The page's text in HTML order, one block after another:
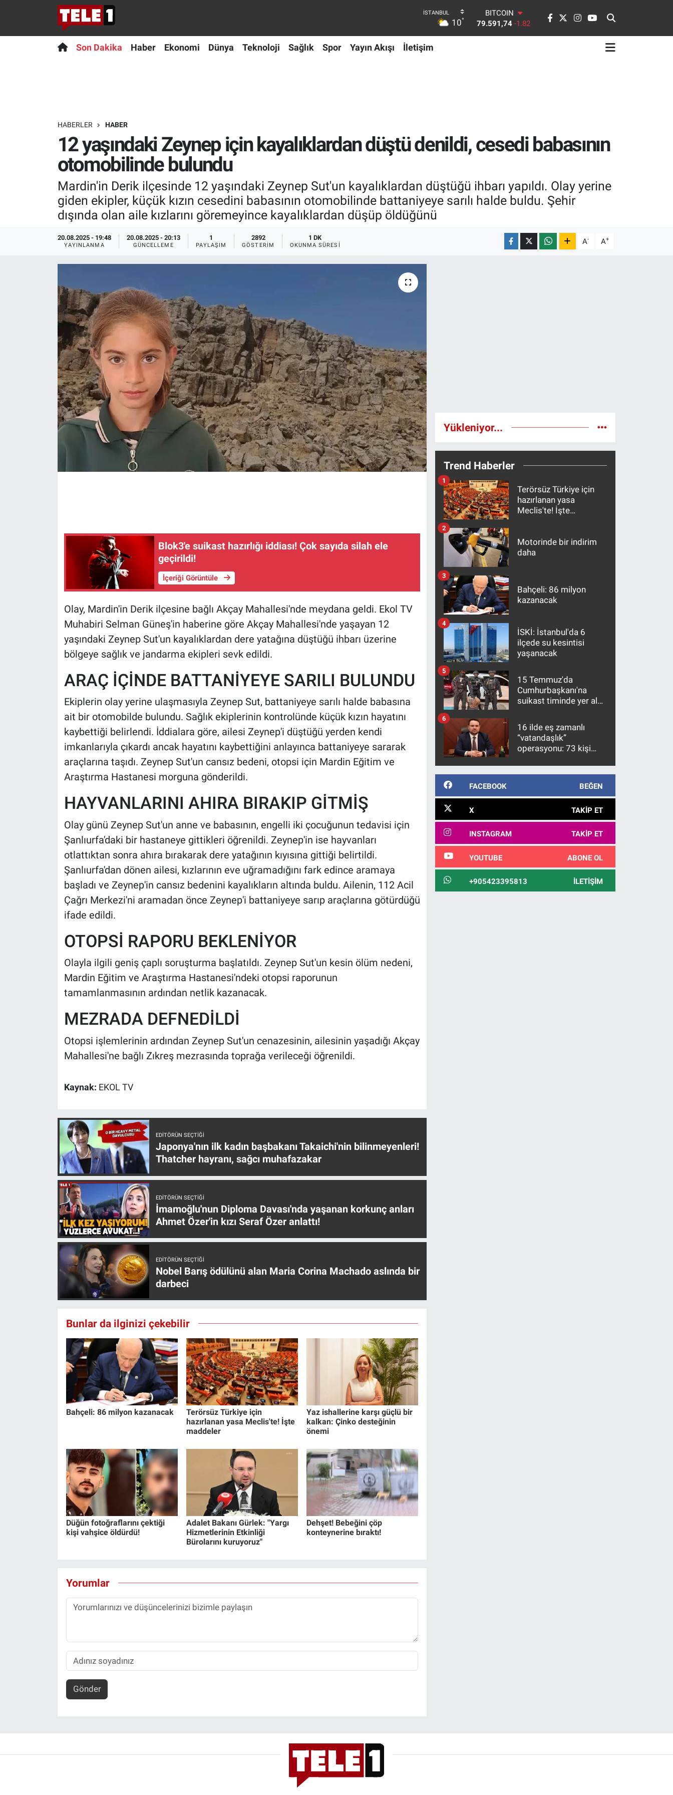
10°
DOLAR
45,43620 0.02
EURO
Son Dakika Haber Ekonomi Dünya Teknoloji Sağlık Spor Yayın Akışı İletişim
HABERLER HABER
12 yaşındaki Zeynep için kayalıklardan düştü denildi, cesedi babasının
otomobilinde bulundu
Mardin'in Derik ilçesinde 12 yaşındaki Zeynep Sut'un kayalıklardan düştüğü ihbarı yapıldı. Olay yerine
giden ekipler, küçük kızın cesedini babasının otomobilinde battaniyeye sarılı halde buldu. Şehir
dışında olan aile kızlarını göremeyince kayalıklardan düşüp öldüğünü
20.08.2025 - 19:48
YAYINLANMA
20.08.2025 - 20:13
GÜNCELLEME
1
PAYLAŞIM
2892
GÖSTERIM
1 DK
OKUNMA SÜRESI A- A+
Blok3'e suikast hazırlığı iddiası! Çok sayıda silah ele
geçirildi!
İçeriği Görüntüle
Olay, Mardin'in Derik ilçesine bağlı Akçay Mahallesi'nde meydana geldi. Ekol TV
Muhabiri Selman Güneş'in haberine göre Akçay Mahallesi'nde yaşayan 12
yaşındaki Zeynep Sut'un kayalıklardan dere yatağına düştüğü ihbarı üzerine
bölgeye sağlık ve jandarma ekipleri sevk edildi.
ARAÇ İÇİNDE BATTANİYEYE SARILI BULUNDU
Ekiplerin olay yerine ulaşmasıyla Zeynep Sut, battaniyeye sarılı halde babasına
ait bir otomobilde bulundu. Sağlık ekiplerinin kontrolünde küçük kızın hayatını
kaybettiği belirlendi. İddialara göre, ailesi Zeynep'i düştüğü yerden kendi
imkanlarıyla çıkardı ancak hayatını kaybettiğini anlayınca battaniyeye sararak
araçlarına taşıdı. Zeynep Sut'un cansız bedeni, otopsi için Mardin Eğitim ve
Araştırma Hastanesi morguna gönderildi.
HAYVANLARINI AHIRA BIRAKIP GİTMİŞ
Olay günü Zeynep Sut'un anne ve babasının, engelli iki çocuğunun tedavisi için
Şanlıurfa'daki bir hastaneye gittikleri öğrenildi. Zeynep'in ise hayvanları
otlattıktan sonra ahıra bırakarak dere yatağının kıyısına gittiği belirtildi.
Şanlıurfa'dan dönen ailesi, kızlarının eve uğramadığını fark edince aramaya
başladı ve Zeynep'in cansız bedenini kayalıkların altında buldu. Ailenin, 112 Acil
Çağrı Merkezi'ni aramadan önce Zeynep'i battaniyeye sarıp araçlarına götürdüğü
ifade edildi.
OTOPSİ RAPORU BEKLENİYOR
Olayla ilgili geniş çaplı soruşturma başlatıldı. Zeynep Sut'un kesin ölüm nedeni,
Mardin Eğitim ve Araştırma Hastanesi'ndeki otopsi raporunun
tamamlanmasının ardından netlik kazanacak.
MEZRADA DEFNEDİLDİ
Otopsi işlemlerinin ardından Zeynep Sut'un cenazesinin, ailesinin yaşadığı Akçay
Mahallesi'ne bağlı Zıkreş mezrasında toprağa verileceği öğrenildi.
Kaynak: EKOL TV
EDITÖRÜN SEÇTIĞI
Japonya'nın ilk kadın başbakanı Takaichi'nin bilinmeyenleri!
Thatcher hayranı, sağcı muhafazakar
EDITÖRÜN SEÇTIĞI
İmamoğlu'nun Diploma Davası'nda yaşanan korkunç anları
Ahmet Özer'in kızı Seraf Özer anlattı!
EDITÖRÜN SEÇTIĞI
Nobel Barış ödülünü alan Maria Corina Machado aslında bir
darbeci
Bunlar da ilginizi çekebilir
Bahçeli: 86 milyon kazanacak
Terörsüz Türkiye için
hazırlanan yasa Meclis'te! İşte
maddeler
Yaz ishallerine karşı güçlü bir
kalkan: Çinko desteğinin
önemi
Düğün fotoğraflarını çektiği
kişi vahşice öldürdü!
Adalet Bakanı Gürlek: "Yargı
Hizmetlerinin Etkinliği
Bürolarını kuruyoruz"
Dehşet! Bebeğini çöp
konteynerine bıraktı!
Yorumlar
Gönder
Yükleniyor...
Trend Haberler
Terörsüz Türkiye için
hazırlanan yasa
Meclis'te! İşte
1
Motorinde bir indirim
daha
2
Bahçeli: 86 milyon
kazanacak
3
İSKİ: İstanbul'da 6
ilçede su kesintisi
yaşanacak
4
15 Temmuz'da
Cumhurbaşkanı'na
suikast timinde yer alan
10 yıl sonra yakalandı
5
16 ilde eş zamanlı
“vatandaşlık”
operasyonu: 73 kişi
6
FACEBOOK BEĞEN
X TAKIP ET
INSTAGRAM TAKIP ET
YOUTUBE ABONE OL
+905423395813 İLETIŞIM
Anında Manşet
Bilim ve Teknoloji Evreni
Doğa Konuşuyor
Ege Saati
Ege'den Esintiler
Eğlence
Ekonomi
Gerçeğin İzinde
Gün Başlıyor
Gün Bitiyor
Gün Ortası
Gündem Özel
Kültür Sanat
Ne demişti
Programlar
Türkiye'nin Geleceği
Türkiye'nin Gündemi
Yerel Gündem
Yerel Yaşam
Canlı Yayın
Son Dakika
Teknoloji
Yayın Akışı
İletişim
Nöbetçi Eczaneler
Süper Lig Puan Durumu ve Fikstür
Tüm Manşetler
Son Dakika Haberleri
Haber Arşivi